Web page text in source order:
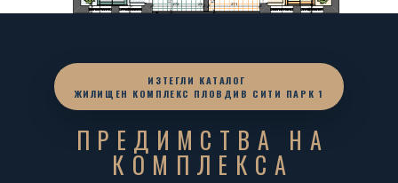
ИЗТЕГЛИ КАТАЛОГ
ЖИЛИЩЕН КОМПЛЕКС ПЛОВДИВ СИТИ ПАРК 1
ПРЕДИМСТВА НА
КОМПЛЕКСА